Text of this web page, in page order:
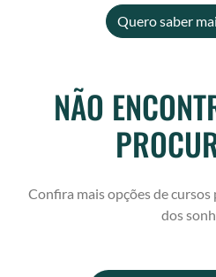
Quero saber
NÃO
Confira mais opções de cursos
dos